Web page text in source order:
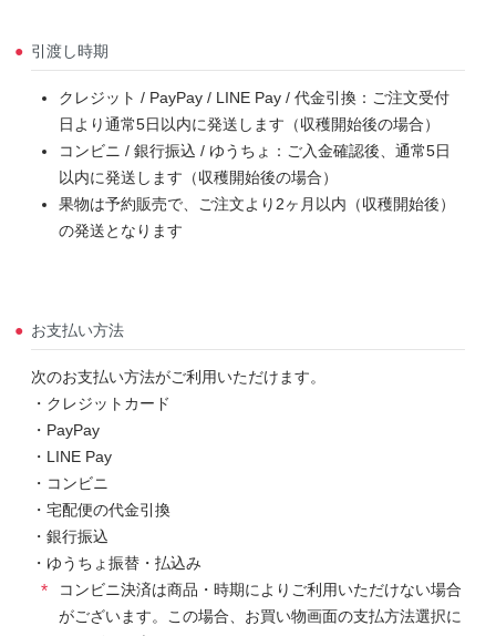
引渡し時期
クレジット / PayPay / LINE Pay / 代金引換：ご注文受付
日より通常5日以内に発送します（収穫開始後の場合）
コンビニ / 銀行振込 / ゆうちょ：ご入金確認後、通常5日
以内に発送します（収穫開始後の場合）
果物は予約販売で、ご注文より2ヶ月以内（収穫開始後）
の発送となります
お支払い方法
次のお支払い方法がご利用いただけます。
・クレジットカード
・PayPay
・LINE Pay
・コンビニ
・宅配便の代金引換
・銀行振込
・ゆうちょ振替・払込み
コンビニ決済は商品・時期によりご利用いただけない場合
がございます。この場合、お買い物画面の支払方法選択に